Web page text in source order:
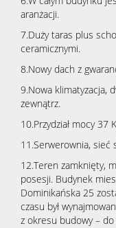
aranżacji.
7.Duży taras plus
ceramicznymi.
8.Nowy dach z
9.Nowa klimatyzacja,
zewnątrz.
10.Przydział mocy
11.Serwerownia, sieć
12.Teren zamknięty,
posesji. Budynek
Dominikańska 25
czasu był
z okresu budowy – do